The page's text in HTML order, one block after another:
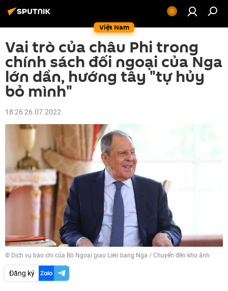
Việt Nam
Vai trò của châu Phi trong
chính sách đối ngoại của Nga
lớn dần, hướng tây "tự hủy
bỏ mình"
18:26 26.07.2022
© Dịch vụ báo chí của Bộ Ngoại giao Liên bang Nga /Chuyển đến kho ảnh
Đăng ký